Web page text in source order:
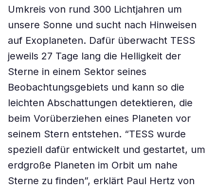
Umkreis von rund 300 Lichtjahren um
unsere Sonne und sucht nach Hinweisen
auf Exoplaneten. Dafür überwacht TESS
jeweils 27 Tage lang die Helligkeit der
Sterne in einem Sektor seines
Beobachtungsgebiets und kann so die
leichten Abschattungen detektieren, die
beim Vorüberziehen eines Planeten vor
seinem Stern entstehen. “TESS wurde
speziell dafür entwickelt und gestartet, um
erdgroße Planeten im Orbit um nahe
Sterne zu finden”, erklärt Paul Hertz von